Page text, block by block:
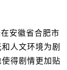
安徽省合肥市
人文环境为剧
得剧情更加贴